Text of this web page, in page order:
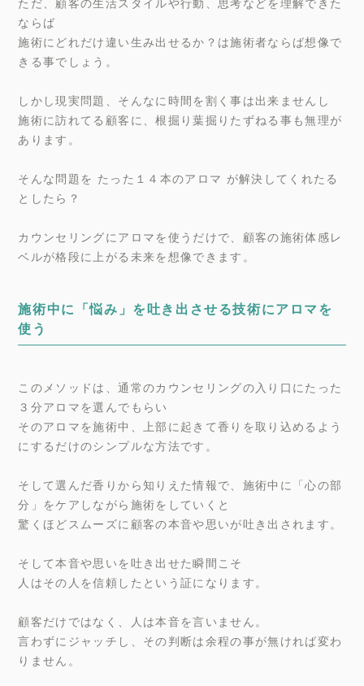
ならば
施術にどれだけ違い生み出せるか？は施術者ならば想像で
きる事でしょう。
しかし現実問題、そんなに時間を割く事は出来ませんし
施術に訪れてる顧客に、根掘り葉掘りたずねる事も無理が
あります。
そんな問題を たった１４本のアロマ が解決してくれたる
としたら？
カウンセリングにアロマを使うだけで、顧客の施術体感レ
ベルが格段に上がる未来を想像できます。
施術中に「悩み」を吐き出させる技術にアロマを
使う
このメソッドは、通常のカウンセリングの入り口にたった
３分アロマを選んでもらい
そのアロマを施術中、上部に起きて香りを取り込めるよう
にするだけのシンプルな方法です。
そして選んだ香りから知りえた情報で、施術中に「心の部
分」をケアしながら施術をしていくと
驚くほどスムーズに顧客の本音や思いが吐き出されます。
そして本音や思いを吐き出せた瞬間こそ
人はその人を信頼したという証になります。
顧客だけではなく、人は本音を言いません。
言わずにジャッチし、その判断は余程の事が無ければ変わ
りません。